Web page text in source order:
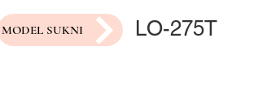
MODEL SUKNI LO-275T